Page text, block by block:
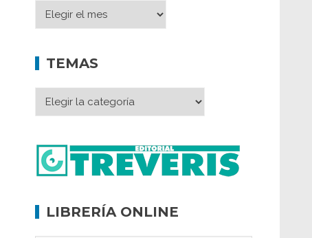
TEMAS
LIBRERÍA ONLINE
Memoria inacabada